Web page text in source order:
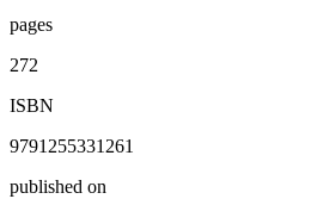
pages
272
ISBN
9791255331261
published on